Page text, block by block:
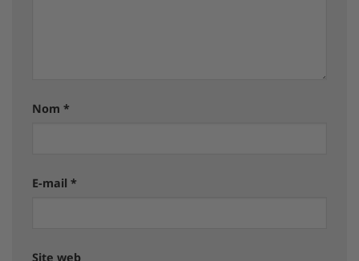
Nom *
E-mail *
Site web